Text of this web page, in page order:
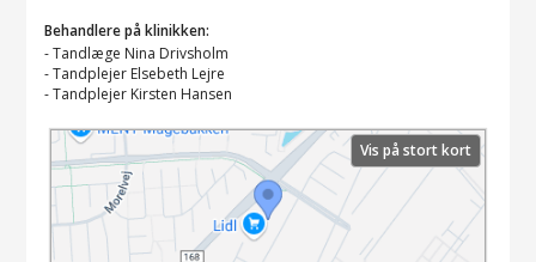
Behandlere på klinikken:
-Tandlæge Nina Drivsholm
-Tandplejer Elsebeth Lejre
-Tandplejer Kirsten Hansen
Vis på stort kort